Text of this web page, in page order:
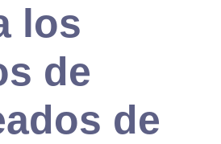
los
de
de